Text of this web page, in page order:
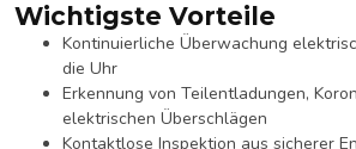
Wichtigste Vorteile
Kontinuierliche Überwachung
die Uhr
Erkennung von Teilentladungen,
elektrischen Überschlägen
Kontaktlose Inspektion aus sicherer